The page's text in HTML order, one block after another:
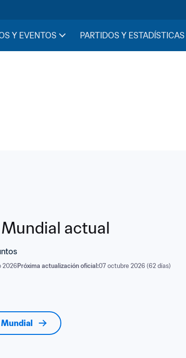
Y EVENTOS PARTIDOS Y ESTADÍSTICAS
actual
2026 Próxima actualización oficial:07 octubre 2026 (62 días)